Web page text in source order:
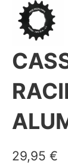
29,95 €